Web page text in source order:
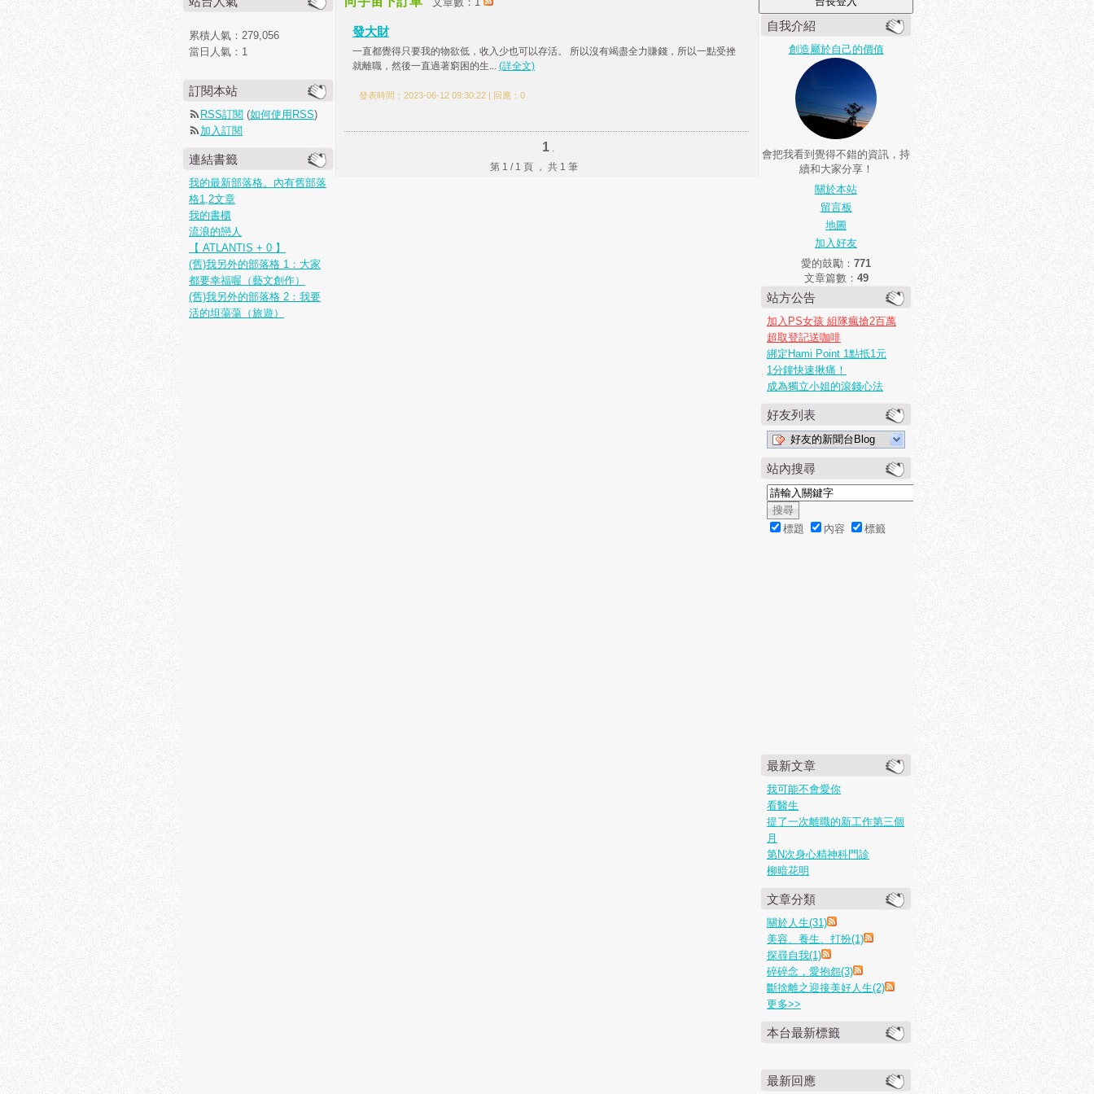
發大財
一直都覺得只要我的物欲低，收入少也可以存活。 所以沒有竭盡全力賺錢，所以一點受挫
就離職，然後一直過著窮困的生... (詳全文)
發表時間：2023-06-12 09:30:22 | 回應：0
1 .
第 1 / 1 頁 ， 共 1 筆
自我介紹
創造屬於自己的價值
會把我看到覺得不錯的資訊，持
續和大家分享！
關於本站
留言板
地圖
加入好友
愛的鼓勵： 771
文章篇數： 49
站方公告
加入PS女孩 組隊瘋搶2百萬
超取登記送咖啡
綁定Hami Point 1點抵1元
1分鐘快速揪痛！
成為獨立小姐的滾錢心法
好友列表
好友的新聞台Blog
站內搜尋
標題 內容 標籤
最新文章
我可能不會愛你
看醫生
提了一次離職的新工作第三個
月
第N次身心精神科門診
柳暗花明
文章分類
關於人生(31)
美容、養生、打扮(1)
探尋自我(1)
碎碎念，愛抱怨(3)
斷捨離之迎接美好人生(2)
更多>>
本台最新標籤
最新回應
累積人氣： 279,056
當日人氣： 1
訂閱本站
RSS訂閱 (如何使用RSS)
加入訂閱
連結書籤
我的最新部落格。內有舊部落
格1,2文章
我的書櫃
流浪的戀人
【 ATLANTIS + 0 】
(舊)我另外的部落格 1：大家
都要幸福喔（藝文創作）
(舊)我另外的部落格 2：我要
活的坦蕩蕩（旅遊）